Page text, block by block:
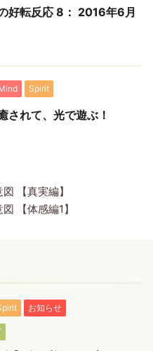
好転反応 8： 2016年6月
Spirit
されて、光で遊ぶ！
【真実編】
【体感編1】
お知らせ